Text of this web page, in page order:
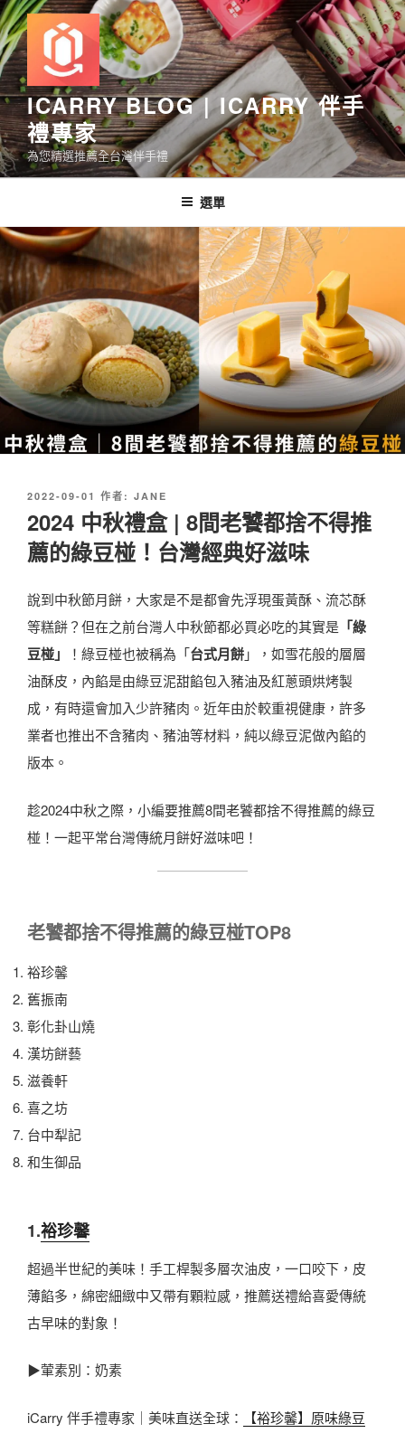
跳
至
主
要
內
容
ICARRY BLOG | ICARRY 伴手
禮專家
為您精選推薦全台灣伴手禮
選單
發
於
2022-09-01 作者: JANE
2024 中秋禮盒 | 8間老饕都捨不得推
薦的綠豆椪！台灣經典好滋味
說到中秋節月餅，大家是不是都會先浮現蛋黃酥、流芯酥
等糕餅？但在之前台灣人中秋節都必買必吃的其實是 「綠
豆椪」
！綠豆椪也被稱為「台式月餅」，如雪花般的層層
油酥皮，內餡是由綠豆泥甜餡包入豬油及紅蔥頭烘烤製
成，有時還會加入少許豬肉。近年由於較重視健康，許多
業者也推出不含豬肉、豬油等材料，純以綠豆泥做內餡的
版本。
趁2024中秋之際，小編要推薦8間老饕都捨不得推薦的綠豆
椪！一起平常台灣傳統月餅好滋味吧！
老饕都捨不得推薦的綠豆椪TOP8
裕珍馨
舊振南
彰化卦山燒
漢坊餅藝
滋養軒
喜之坊
台中犁記
和生御品
1.裕珍馨
超過半世紀的美味！手工桿製多層次油皮，一口咬下，皮
薄餡多，綿密細緻中又帶有顆粒感，推薦送禮給喜愛傳統
古早味的對象！
▶葷素別：奶素
iCarry 伴手禮專家｜美味直送全球：
【裕珍馨】原味綠豆